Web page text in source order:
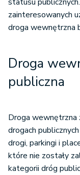
zainteresowanych
droga wewnętrzna
Droga
publiczna
Droga wewnętrzna
drogach
drogi, parkingi i
które nie zostały
kategorii dróg